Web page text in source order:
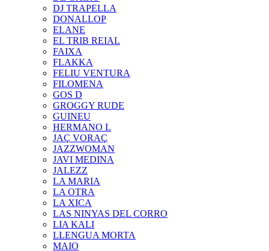
DJ TRAPELLA
DONALLOP
ELANE
EL TRIB REIAL
FAIXA
FLAKKA
FELIU VENTURA
FILOMENA
GOS D
GROGGY RUDE
GUINEU
HERMANO L
JAÇ VORAÇ
JAZZWOMAN
JAVI MEDINA
JALEZZ
LA MARIA
LA OTRA
LA XICA
LAS NINYAS DEL CORRO
LIA KALI
LLENGUA MORTA
MAIO